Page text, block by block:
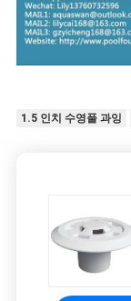
1.5 인치 수영풀 과잉